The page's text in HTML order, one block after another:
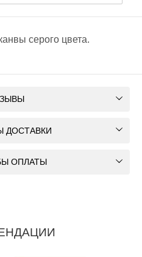
серого цвета.
ДОСТАВКИ
ОПЛАТЫ